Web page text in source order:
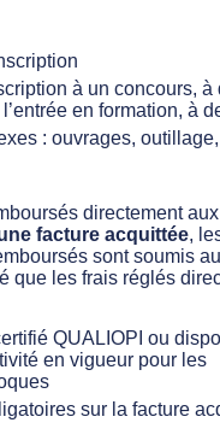
à un concours, à
en formation, à
: ouvrages,
directement
facture acquittée,
sont soumis
que les frais réglés
QUALIOPI ou
en vigueur pour les
sur la facture